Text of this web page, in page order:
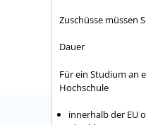
Zuschüsse müssen
Dauer
Für ein Studium an
Hochschule
innerhalb der EU